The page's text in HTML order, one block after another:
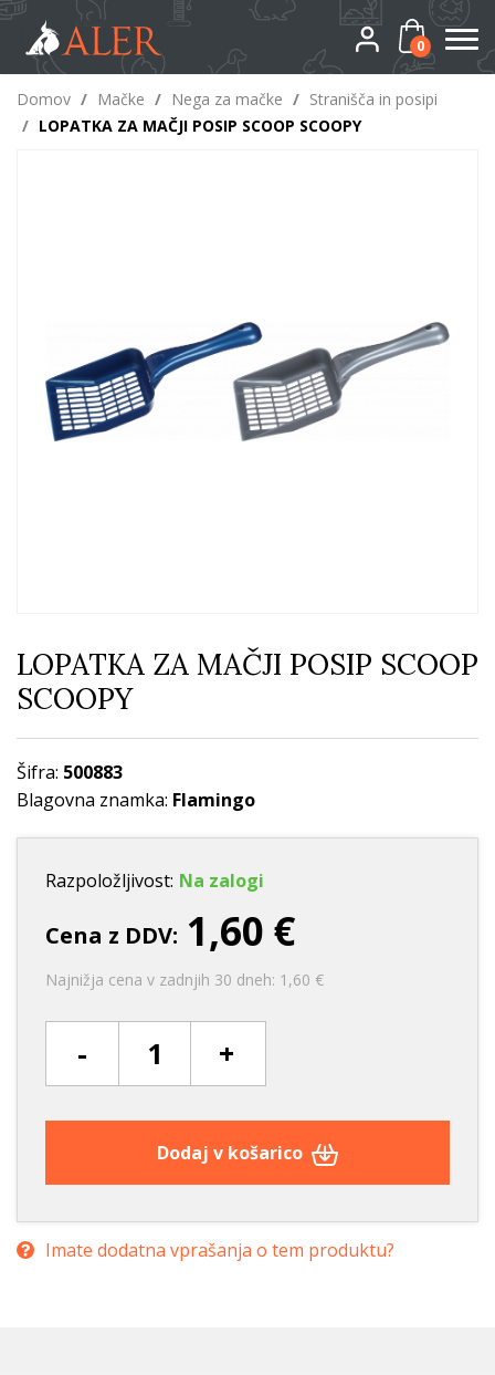
0
Domov / Mačke / Nega za mačke / Stranišča in posipi
/ LOPATKA ZA MAČJI POSIP SCOOP SCOOPY
LOPATKA ZA MAČJI POSIP SCOOP
SCOOPY
Šifra: 500883
Blagovna znamka: Flamingo
Razpoložljivost: Na zalogi
Cena z DDV: 1,60 €
Najnižja cena v zadnjih 30 dneh: 1,60 €
- +
Dodaj v košarico
Imate dodatna vprašanja o tem produktu?